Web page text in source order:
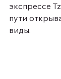
экспрессе
пути
виды.